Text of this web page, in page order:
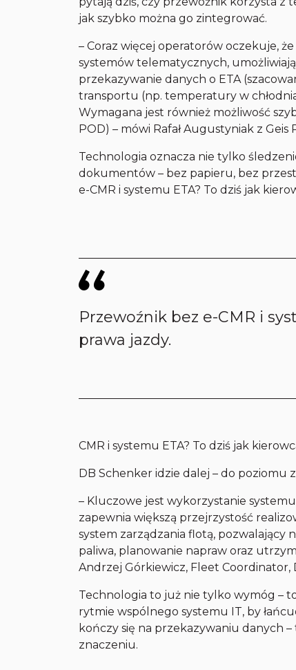
jak szybko można go zintegrować.
– Coraz więcej operatorów oczekuje,
systemów telematycznych,
przekazywanie danych o ETA
transportu (np. temperatury w
Wymagana jest również możliwość
POD) – mówi Rafał Augustyniak z Geis
Technologia oznacza nie tylko
dokumentów – bez papieru, bez
e-CMR i systemu ETA? To dziś jak
Przewoźnik bez e-CMR i
prawa jazdy.
CMR i systemu ETA? To dziś jak
DB Schenker idzie dalej – do poziomu
– Kluczowe jest wykorzystanie
zapewnia większą przejrzystość
system zarządzania flotą,
paliwa, planowanie napraw oraz
Andrzej Górkiewicz, Fleet Coordinator,
Technologia to już nie tylko wymóg –
rytmie wspólnego systemu IT, by
kończy się na przekazywaniu danych
znaczeniu.